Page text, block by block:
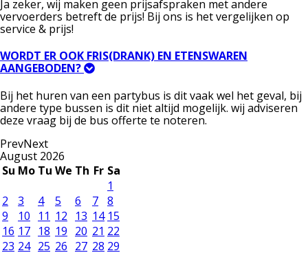
Ja zeker, wij maken geen prijsafspraken met andere
vervoerders betreft de prijs! Bij ons is het vergelijken op
service & prijs!
WORDT ER OOK FRIS(DRANK) EN ETENSWAREN
AANGEBODEN?
Bij het huren van een partybus is dit vaak wel het geval, bij
andere type bussen is dit niet altijd mogelijk. wij adviseren
deze vraag bij de bus offerte te noteren.
PrevNext
August 2026
Su Mo Tu We Th Fr Sa
1
2
3 4 5 6 7 8
9
10 11 12 13 14 15
16 17 18 19 20 21 22
23 24 25 26 27 28 29